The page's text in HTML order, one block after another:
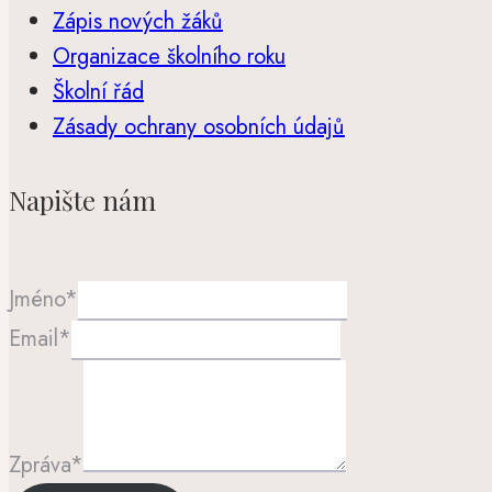
Zápis nových žáků
Organizace školního roku
Školní řád
Zásady ochrany osobních údajů
Napište nám
Jméno*
Email*
Zpráva*